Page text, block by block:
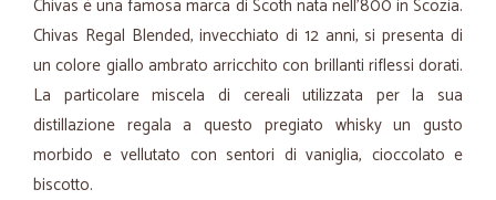
Chivas è una famosa marca di Scoth nata nell'800 in Scozia.
Chivas Regal Blended, invecchiato di 12 anni, si presenta di
un colore giallo ambrato arricchito con brillanti riflessi dorati.
La particolare miscela di cereali utilizzata per la sua
distillazione regala a questo pregiato whisky un gusto
morbido e vellutato con sentori di vaniglia, cioccolato e
biscotto.